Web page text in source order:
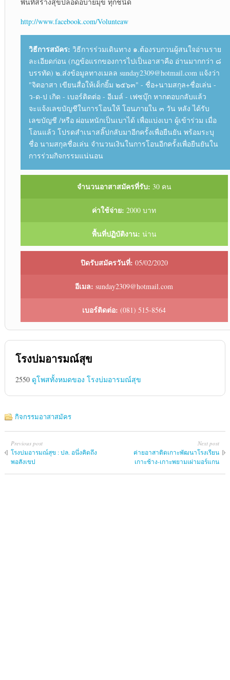
http://www.facebook.com/Volunteaw
วิธีการสมัคร: วิธีการร่วมเดินทาง ๑.ต้องรบกวนผู้สนใจอ่านราย
ละเอียดก่อน (กฎข้อแรกของการไปเป็นอาสาคือ อ่านมากกว่า ๘
บรรทัด) ๒.ส่งข้อมูลทางเมลล sunday2309@hotmail.com แจ้งว่า
"จิตอาสา เขียนสื่อให้เด็กยิ้ม ๒๕๖๓" - ชื่อ+นามสกุล+ชื่อเล่น -
ว-ด-ป เกิด - เบอร์ติดต่อ - อีเมล์ - เฟซบุ๊ก หากตอบกลับแล้ว
จะแจ้งเลขบัญชีในการโอนให้ โอนภายใน ๓ วัน หลัง ได้รับ
เลขบัญชี /หรือ ผ่อนหนักเป็นเบาได้ เพื่อแบ่งเบา ผู้เข้าร่วม เมื่อ
โอนแล้ว โปรดสำเนาสลิ๊ปกลับมาอีกครั้งเพื่อยืนยัน พร้อมระบุ
ชื่อ นามสกุลชื่อเล่น จำนวนเงินในการโอนอีกครั้งเพื่อยืนยันใน
การร่วมกิจกรรมแน่นอน
จำนวนอาสาสมัครที่รับ: 30 คน
ค่าใช้จ่าย: 2000 บาท
พื้นที่ปฏิบัติงาน: น่าน
ปิดรับสมัครวันที่: 05/02/2020
อีเมล: sunday2309@hotmail.com
เบอร์ติดต่อ: (081) 515-8564
โรงบ่มอารมณ์สุข
2550 ดูโพสทั้งหมดของ โรงบ่มอารมณ์สุข
กิจกรรมอาสาสมัคร
Previous post
โรงบ่มอารมณ์สุข : ปล. อนึ่งคิดถึง
พอสังเขป
Next post
ค่ายอาสาติดเกาะพัฒนาโรงเรียน
เกาะช้าง-เกาะพยามเผ่ามอร์แกน